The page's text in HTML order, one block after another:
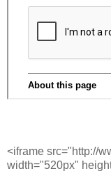
<iframe src="http://
width="520px"